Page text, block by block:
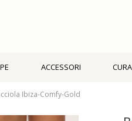
ACCESSORI
Ibiza-Comfy-Gold